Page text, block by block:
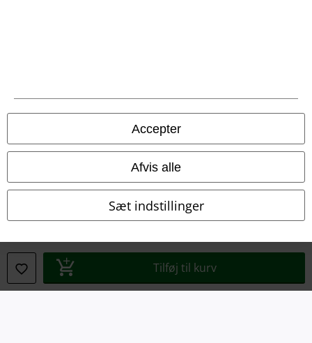
Accepter
Afvis alle
Sæt indstillinger
Tilføj til kurv
Bortskaffelse af affald og miljøbeskyttelse
Oplysninger om tilgængelighed
Cokie indstillinger